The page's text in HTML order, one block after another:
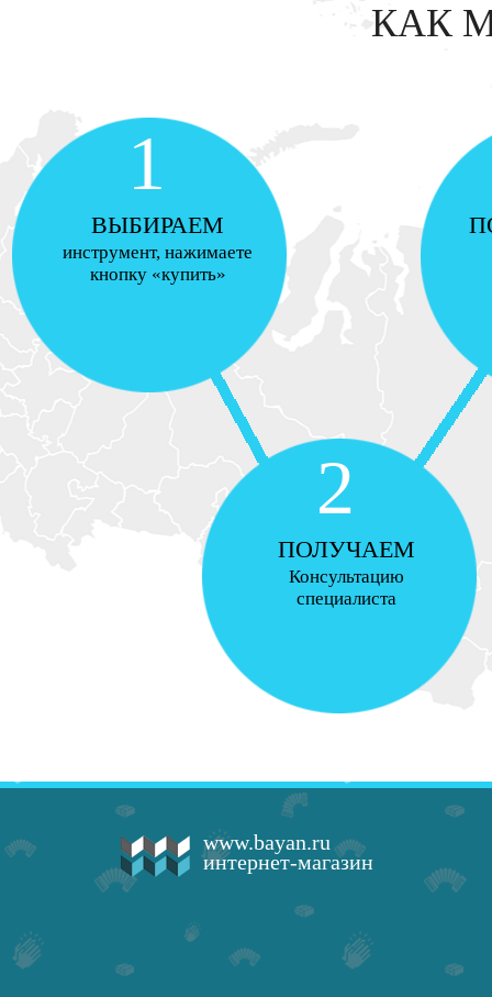
КАК
1
ВЫБИРАЕМ
инструмент, нажимаете
кнопку «купить»
2
ПОЛУЧАЕМ
Консультацию
специалиста
www.bayan.ru
интернет-магазин